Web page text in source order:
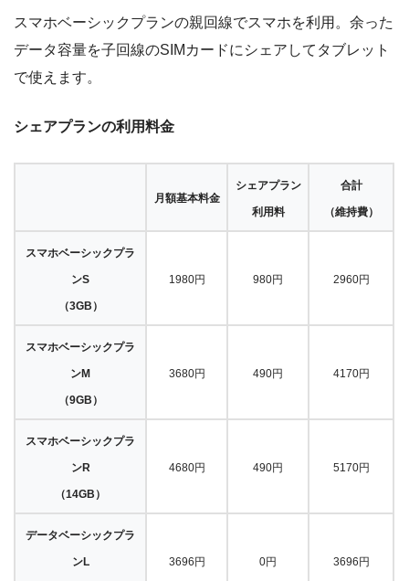
スマホベーシックプランの親回線でスマホを利用。余った
データ容量を子回線のSIMカードにシェアしてタブレット
で使えます。
シェアプランの利用料金
月額基本料金
シェアプラン
利用料
合計
（維持費）
スマホベーシックプラ
ンS
（3GB）
1980円 980円 2960円
スマホベーシックプラ
ンM
（9GB）
3680円 490円 4170円
スマホベーシックプラ
ンR
（14GB）
4680円 490円 5170円
データベーシックプラ
ンL 3696円 0円 3696円